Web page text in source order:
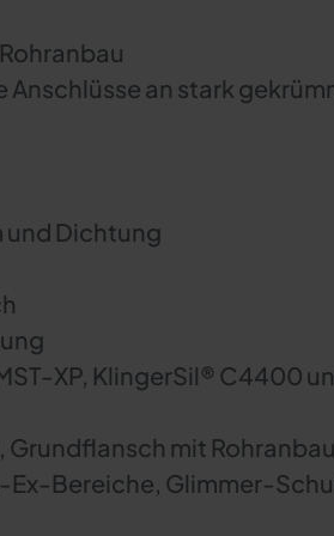
an stark
und Dichtung
XP, KlingerSil® C4400
mit
Bereiche, Glimmer-